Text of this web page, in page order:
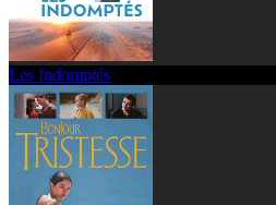
Les Indomptés